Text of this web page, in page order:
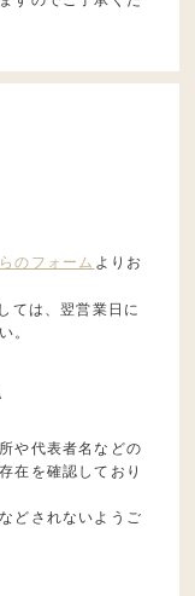
のフォーム よりお
ては、翌営業日に
。
や代表者名などの
在を確認しており
どされないようご